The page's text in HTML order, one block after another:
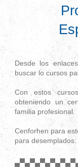
Desde los
buscar lo cursos
Con estos
obteniendo un
familia profesional.
Cenforhen para
para desemplados: